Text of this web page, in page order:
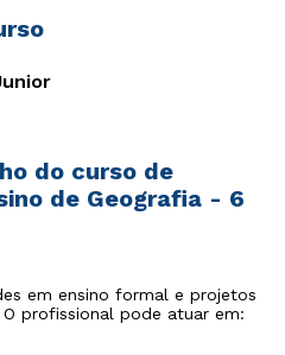
do curso de
de Geografia - 6
em ensino formal e projetos
profissional pode atuar em: